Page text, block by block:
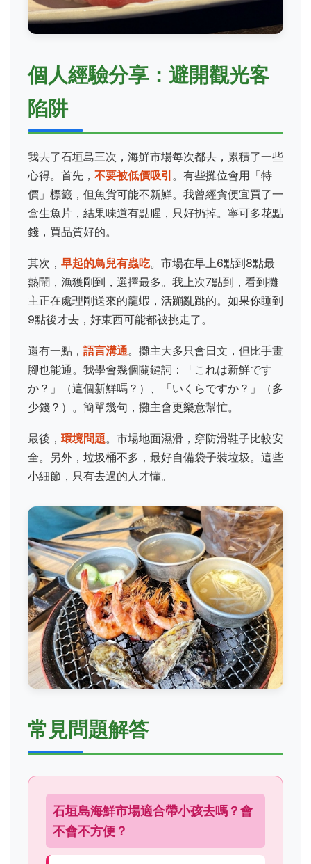
個人經驗分享：避開觀光客
陷阱
我去了石垣島三次，海鮮市場每次都去，累積了一些
心得。首先， 不要被低價吸引 。有些攤位會用「特
價」標籤，但魚貨可能不新鮮。我曾經貪便宜買了一
盒生魚片，結果味道有點腥，只好扔掉。寧可多花點
錢，買品質好的。
其次， 早起的鳥兒有蟲吃。市場在早上6點到8點最
熱鬧，漁獲剛到，選擇最多。我上次7點到，看到攤
主正在處理剛送來的龍蝦，活蹦亂跳的。如果你睡到
9點後才去，好東西可能都被挑走了。
還有一點， 語言溝通。攤主大多只會日文，但比手畫
腳也能通。我學會幾個關鍵詞：「これは新鮮です
か？」（這個新鮮嗎？）、「いくらですか？」（多
少錢？）。簡單幾句，攤主會更樂意幫忙。
最後， 環境問題。市場地面濕滑，穿防滑鞋子比較安
全。另外，垃圾桶不多，最好自備袋子裝垃圾。這些
小細節，只有去過的人才懂。
常見問題解答
石垣島海鮮市場適合帶小孩去嗎？會
不會不方便？